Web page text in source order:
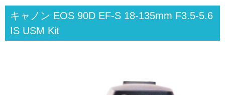
キャノン EOS 90D EF-S 18-135mm F3.5-5.6
IS USM Kit